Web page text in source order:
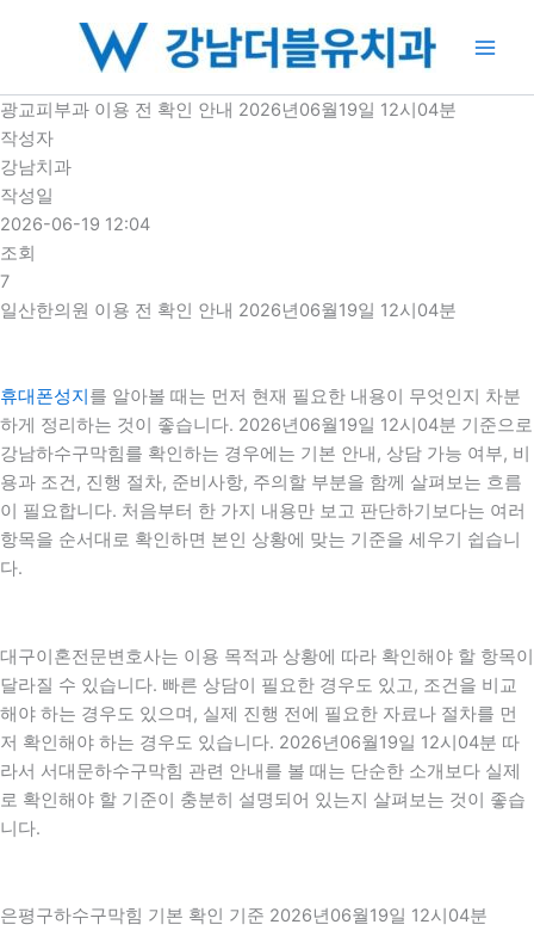
로
건
너
뛰
기
광교피부과 이용 전 확인 안내 2026년06월19일 12시04분
작성자
강남치과
작성일
2026-06-19 12:04
조회
7
일산한의원 이용 전 확인 안내 2026년06월19일 12시04분
휴대폰성지를 알아볼 때는 먼저 현재 필요한 내용이 무엇인지 차분
하게 정리하는 것이 좋습니다. 2026년06월19일 12시04분 기준으로
강남하수구막힘를 확인하는 경우에는 기본 안내, 상담 가능 여부, 비
용과 조건, 진행 절차, 준비사항, 주의할 부분을 함께 살펴보는 흐름
이 필요합니다. 처음부터 한 가지 내용만 보고 판단하기보다는 여러
항목을 순서대로 확인하면 본인 상황에 맞는 기준을 세우기 쉽습니
다.
대구이혼전문변호사는 이용 목적과 상황에 따라 확인해야 할 항목이
달라질 수 있습니다. 빠른 상담이 필요한 경우도 있고, 조건을 비교
해야 하는 경우도 있으며, 실제 진행 전에 필요한 자료나 절차를 먼
저 확인해야 하는 경우도 있습니다. 2026년06월19일 12시04분 따
라서 서대문하수구막힘 관련 안내를 볼 때는 단순한 소개보다 실제
로 확인해야 할 기준이 충분히 설명되어 있는지 살펴보는 것이 좋습
니다.
은평구하수구막힘 기본 확인 기준 2026년06월19일 12시04분